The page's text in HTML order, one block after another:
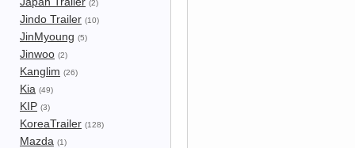
(2)
Jindo Trailer (10)
JinMyoung (5)
Jinwoo (2)
Kanglim (26)
Kia (49)
KIP (3)
KoreaTrailer (128)
Mazda (1)